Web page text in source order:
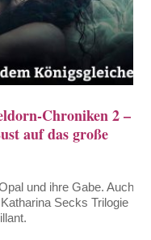
Chroniken 2 –
auf das große
und ihre Gabe. Auch
Secks Trilogie